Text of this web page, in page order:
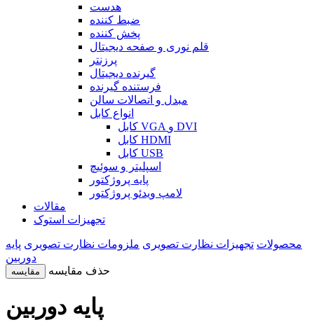
هدست
ضبط کننده
پخش کننده
قلم نوری و صفحه دیجیتال
پرزنتر
گیرنده دیجیتال
فرستنده گیرنده
مبدل و اتصالات سالن
انواع کابل
کابل VGA و DVI
کابل HDMI
کابل USB
اسپلیتر و سوئیچ
پایه پروژکتور
لامپ ویدئو پروژکتور
مقالات
تجهیزات استوک
محصولات تجهیزات نظارت تصویری ملزومات نظارت تصویری پایه
دوربین
مقایسه حذف مقایسه
پایه دوربین